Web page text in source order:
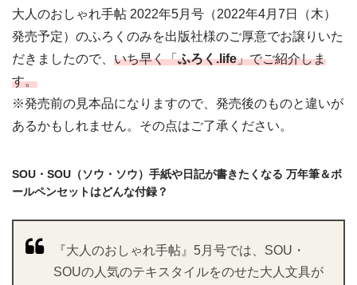
大人のおしゃれ手帖 2022年5月号（2022年4月7日（木）
発売予定）のふろくのみを出版社様のご厚意でお譲りいた
だきましたので、 いち早く「ふろく.life」でご紹介しま
す。
※発売前の見本品になりますので、発売後のものと違いが
あるかもしれません。その点はご了承ください。
SOU・SOU（ソウ・ソウ）手紙や日記が書きたくなる 万年筆＆ボ
ールペンセットはどんな付録？
『大人のおしゃれ手帖』5月号では、SOU・
SOUの人気のテキスタイルをのせた大人文具が